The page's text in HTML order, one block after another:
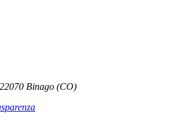
Binago (CO)